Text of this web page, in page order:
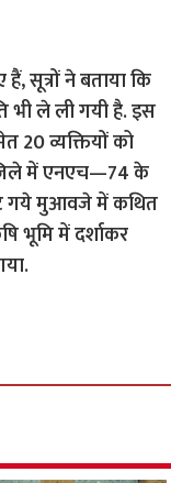
सूत्रों ने बताया कि
भी ले ली गयी है. इस
20 व्यक्तियों को
में एनएच—74 के
गये मुआवजे में कथित
भूमि में दर्शाकर